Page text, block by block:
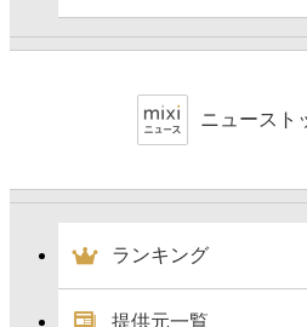
ニュースト
ランキング
提供元一覧